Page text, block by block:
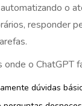
o
responder
o ChatGPT
dúvidas